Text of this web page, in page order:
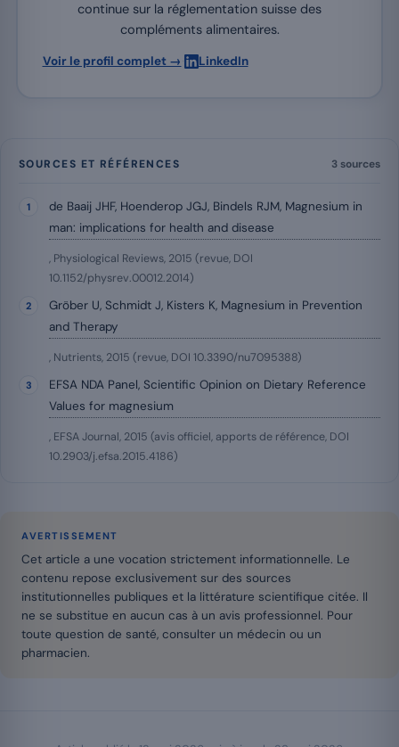
continue sur la réglementation suisse des
compléments alimentaires.
Voir le profil complet → LinkedIn
SOURCES ET RÉFÉRENCES 3 sources
de Baaij JHF, Hoenderop JGJ, Bindels RJM, Magnesium in
man: implications for health and disease
, Physiological Reviews, 2015 (revue, DOI
10.1152/physrev.00012.2014)
Gröber U, Schmidt J, Kisters K, Magnesium in Prevention
and Therapy
, Nutrients, 2015 (revue, DOI 10.3390/nu7095388)
EFSA NDA Panel, Scientific Opinion on Dietary Reference
Values for magnesium
, EFSA Journal, 2015 (avis officiel, apports de référence, DOI
10.2903/j.efsa.2015.4186)
AVERTISSEMENT
Cet article a une vocation strictement informationnelle. Le
contenu repose exclusivement sur des sources
institutionnelles publiques et la littérature scientifique citée. Il
ne se substitue en aucun cas à un avis professionnel. Pour
toute question de santé, consulter un médecin ou un
pharmacien.